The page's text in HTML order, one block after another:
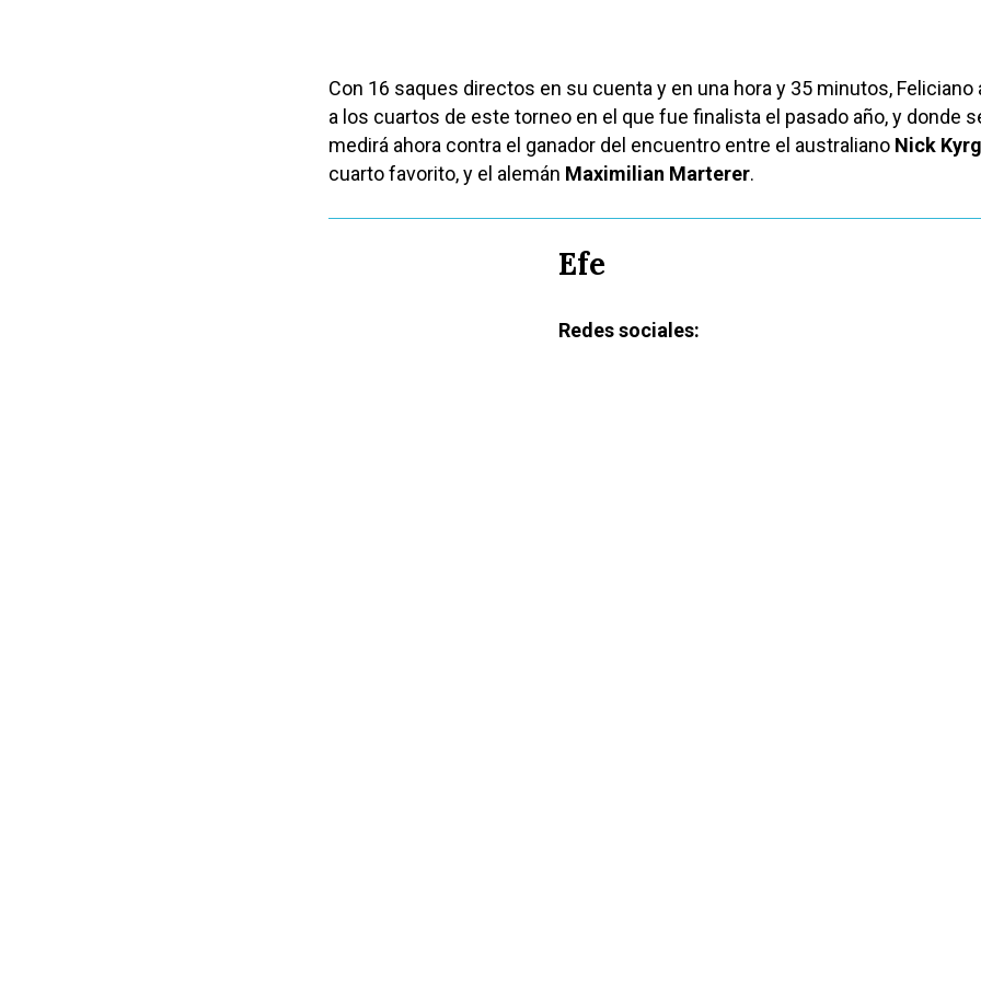
Con 16 saques directos en su cuenta y en una hora y 35 minutos, Feliciano
a los cuartos de este torneo en el que fue finalista el pasado año, y donde
medirá ahora contra el ganador del encuentro entre el australiano Nick
cuarto favorito, y el alemán Maximilian Marterer.
Efe
Redes sociales: